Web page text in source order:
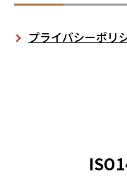
プライバシーポリ